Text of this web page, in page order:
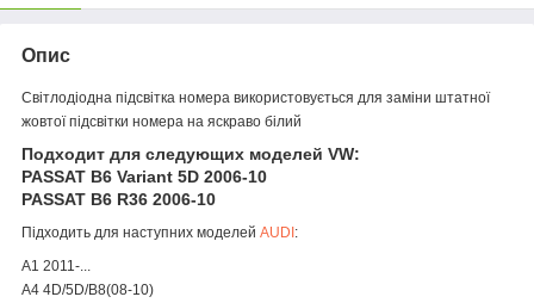
Опис
Світлодіодна підсвітка номера використовується для заміни штатної
жовтої підсвітки номера на яскраво білий
Подходит для следующих моделей VW:
PASSAT B6 Variant 5D 2006-10
PASSAT B6 R36 2006-10
Підходить для наступних моделей AUDI:
A1 2011-...
A4 4D/5D/B8(08-10)